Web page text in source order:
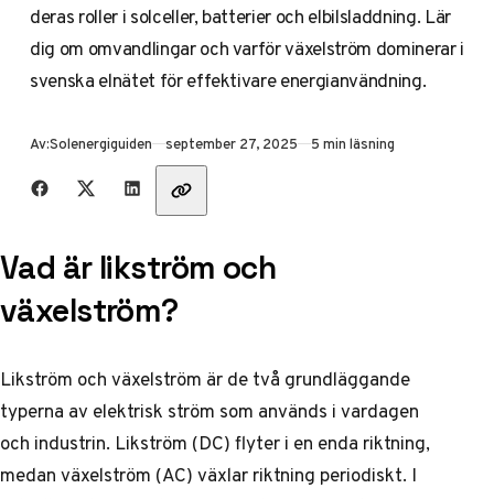
deras roller i solceller, batterier och elbilsladdning. Lär
dig om omvandlingar och varför växelström dominerar i
svenska elnätet för effektivare energianvändning.
Av:Solenergiguiden Publicerad
september 27, 2025 5 min läsning
Dela med vänner
Vad är likström och
växelström?
Likström och växelström är de två grundläggande
typerna av elektrisk ström som används i vardagen
och industrin. Likström (DC) flyter i en enda riktning,
medan växelström (AC) växlar riktning periodiskt. I